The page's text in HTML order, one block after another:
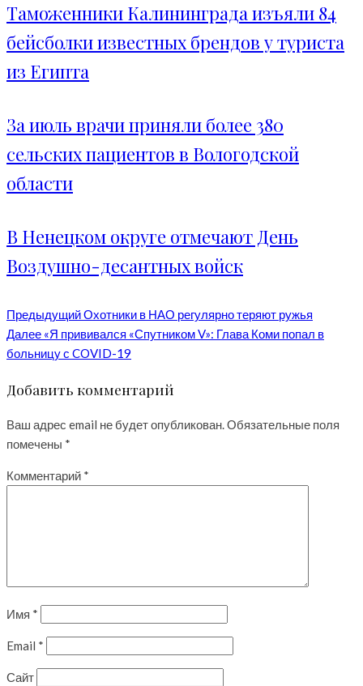
Таможенники Калининграда изъяли 84
бейсболки известных брендов у туриста
из Египта
За июль врачи приняли более 380
сельских пациентов в Вологодской
области
В Ненецком округе отмечают День
Воздушно-десантных войск
ПредыдущийОхотники в НАО регулярно теряют ружья
Далее «Я прививался «Спутником V»: Глава Коми попал в
больницу с COVID-19
Добавить комментарий
Ваш адрес email не будет опубликован.Обязательные поля
помечены *
Комментарий *
Имя *
Email *
Сайт